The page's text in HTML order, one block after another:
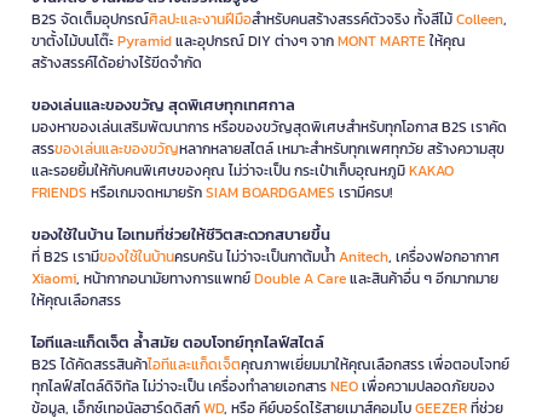
B2S จัดเต็มอุปกรณ์ศิลปะและงานฝีมือสำหรับคนสร้างสรรค์ตัวจริง ทั้งสีไม้Colleen,
ขาตั้งไม้บนโต๊ะPyramidและอุปกรณ์ DIY ต่างๆ จากMONT MARTEให้คุณ
สร้างสรรค์ได้อย่างไร้ขีดจำกัด
ของเล่นและของขวัญ สุดพิเศษทุกเทศกาล
มองหาของเล่นเสริมพัฒนาการ หรือของขวัญสุดพิเศษสำหรับทุกโอกาส B2S เราคัด
สรรของเล่นและของขวัญหลากหลายสไตล์ เหมาะสำหรับทุกเพศทุกวัย สร้างความสุข
และรอยยิ้มให้กับคนพิเศษของคุณ ไม่ว่าจะเป็น กระเป๋าเก็บอุณหภูมิKAKAO
FRIENDS หรือเกมจดหมายรักSIAM BOARDGAMES เรามีครบ!
ของใช้ในบ้าน ไอเทมที่ช่วยให้ชีวิตสะดวกสบายขึ้น
ที่ B2S เรามีของใช้ในบ้านครบครัน ไม่ว่าจะเป็นกาต้มน้ำAnitech, เครื่องฟอกอากาศ
Xiaomi, หน้ากากอนามัยทางการแพทย์Double A Careและสินค้าอื่น ๆ อีกมากมาย
ให้คุณเลือกสรร
ไอทีและแก็ดเจ็ต ล้ำสมัย ตอบโจทย์ทุกไลฟ์สไตล์
B2S ได้คัดสรรสินค้าไอทีและแก็ดเจ็ตคุณภาพเยี่ยมมาให้คุณเลือกสรร เพื่อตอบโจทย์
ทุกไลฟ์สไตล์ดิจิทัล ไม่ว่าจะเป็น เครื่องทำลายเอกสารNEOเพื่อความปลอดภัยของ
ข้อมูล, เอ็กซ์เทอนัลฮาร์ดดิสก์WD, หรือ คีย์บอร์ดไร้สายเมาส์คอมโบGEEZERที่ช่วย